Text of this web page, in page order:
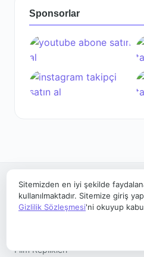
Sponsorlar
Kategoriler
Film Replikleri
Sitemizden en iyi şekilde
kullanılmaktadır. Sitemize giriş
Gizlilik Sözleşmesi'ni okuyup kabul